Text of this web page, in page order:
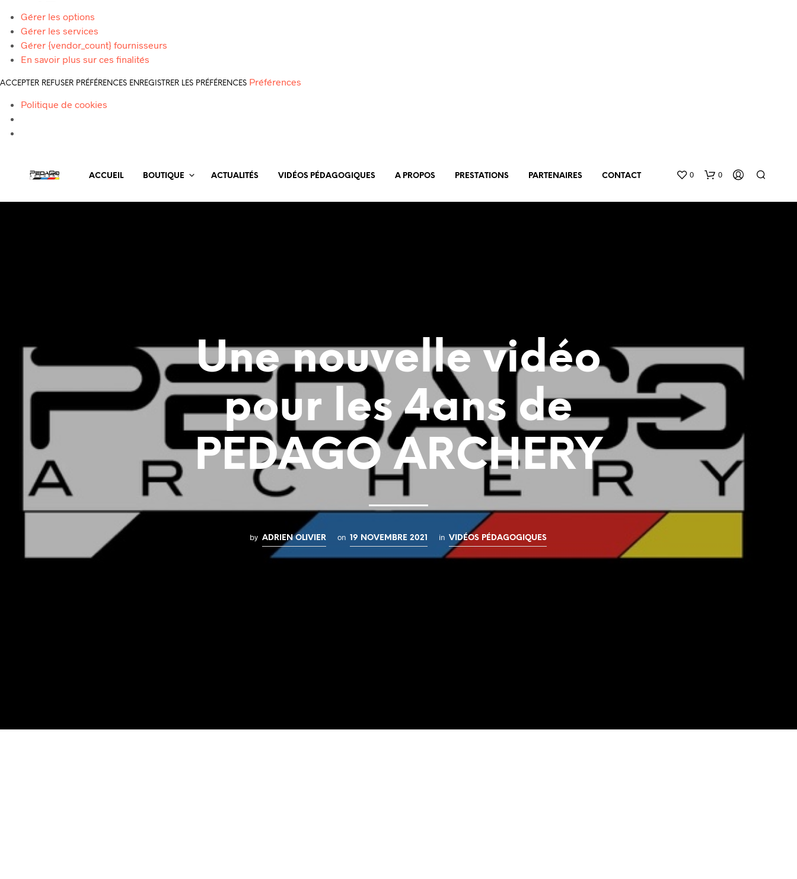
Gérer les options
Gérer les services
Gérer {vendor_count} fournisseurs
En savoir plus sur ces finalités
ACCEPTER REFUSER PRÉFÉRENCES ENREGISTRER LES PRÉFÉRENCES Préférences
Politique de cookies
ACCUEIL BOUTIQUE ACTUALITÉS VIDÉOS PÉDAGOGIQUES A PROPOS PRESTATIONS PARTENAIRES CONTACT 0 0
R
P
E
T
V
E
Une nouvelle vidéo
pour les 4ans de
PEDAGO ARCHERY
by ADRIEN OLIVIER on 19 NOVEMBRE 2021 in VIDÉOS PÉDAGOGIQUES